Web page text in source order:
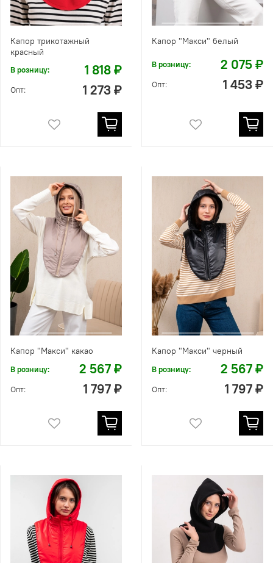
Капор трикотажный
красный
В розницу: 1 818 ₽
Опт: 1 273 ₽
Капор "Макси" белый
В розницу: 2 075 ₽
Опт: 1 453 ₽
Капор "Макси" какао
В розницу: 2 567 ₽
Опт: 1 797 ₽
Капор "Макси" черный
В розницу: 2 567 ₽
Опт: 1 797 ₽